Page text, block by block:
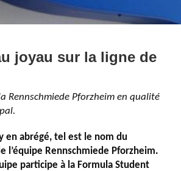
joyau sur la ligne de
Rennschmiede Pforzheim en qualité
en abrégé, tel est le nom du
l’équipe Rennschmiede Pforzheim.
participe à la Formula Student